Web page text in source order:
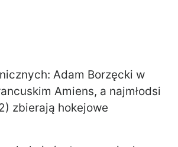
Adam Borzęcki w
Amiens, a najmłodsi
zbierają hokejowe